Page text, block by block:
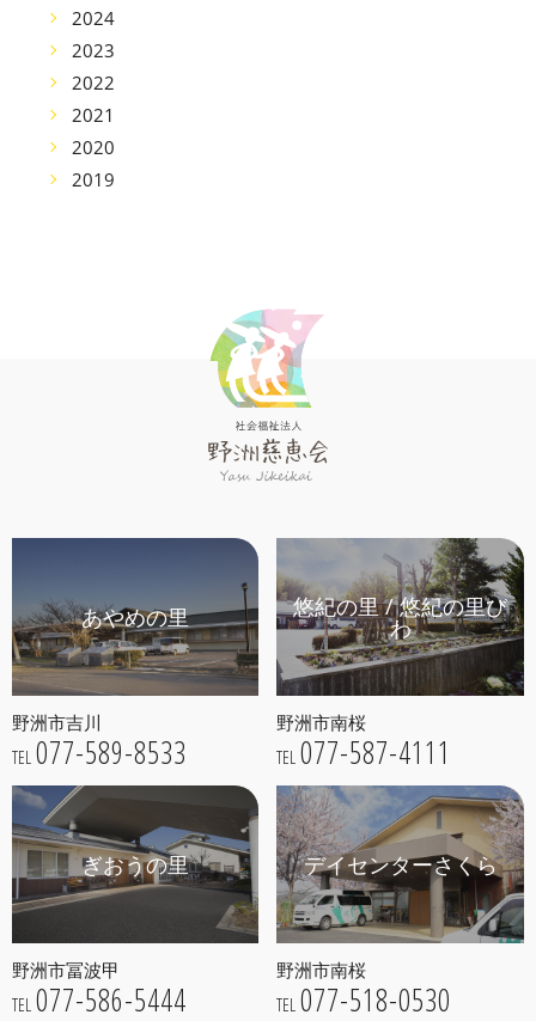
2024
2023
2022
2021
2020
2019
あやめの里
野洲市吉川
TEL 077-589-8533
悠紀の里 / 悠紀の里び
わ
野洲市南桜
TEL 077-587-4111
ぎおうの里
野洲市冨波甲
TEL 077-586-5444
デイセンターさくら
野洲市南桜
TEL 077-518-0530